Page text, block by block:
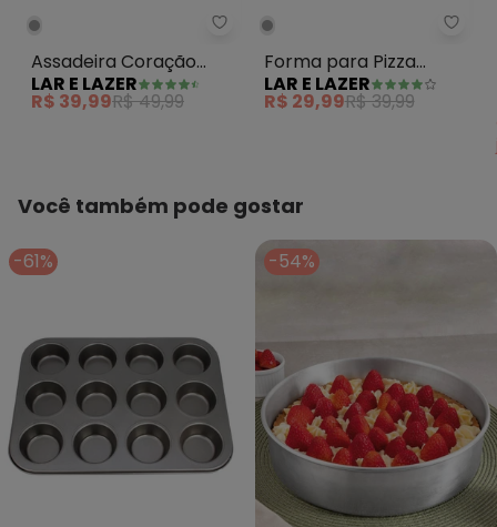
Lar e Lazer - Assadeira
Assadeira Coração
Prata N° 3
LAR E LAZER
R$ 39,99R$ 49,99
Lar
Forma para Pizza
Grande 29 Cm 1 Peça
LAR E LAZER
R$ 29,99R$ 39,99
Você também pode gostar
-61% -54%